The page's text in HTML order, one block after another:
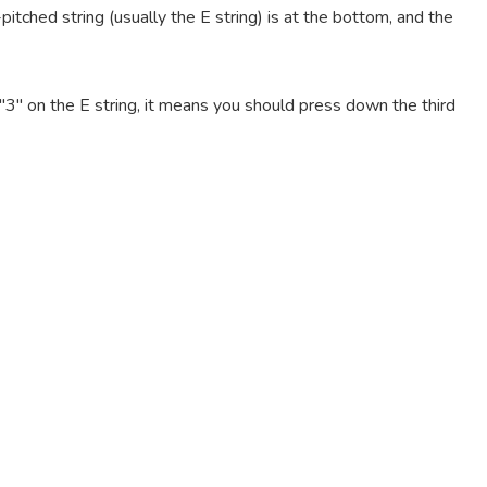
string (usually the E string) is at the bottom, and the
on the E string, it means you should press down the third